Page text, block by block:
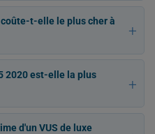
t-elle le plus cher à
2020 est-elle la plus
d'un VUS de luxe